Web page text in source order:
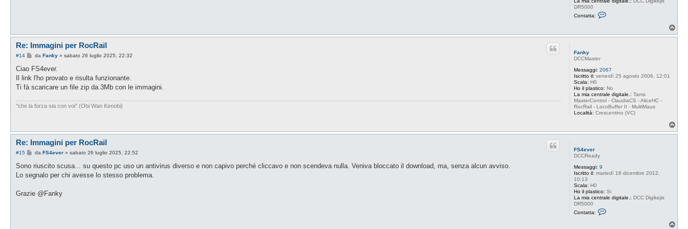
DR5000
Contatta:
a
S
4
v
e
o
Fanky
DCCMaster
Messaggi: 2067
Iscritto il: venerdì 25 agosto 2006, 12:01
Scala: H0
Ho il plastico: No
La mia centrale digitale.: Tams
MasterControl - ClaudiaCS - AliceHC -
RocRail - LocoBuffer II - MultiMaus
Località: Crescentino (VC)
Re: Immagini per RocRail
#14
M
s
a
g
o
da Fanky» sabato 26 luglio 2025, 22:32
Ciao FS4ever.
Il link l'ho provato e risulta funzionante.
Ti fà scaricare un file zip da 3Mb con le immagini.
"che la forza sia con voi" (Obi Wan Kenobi)
o
FS4ever
DCCReady
Messaggi: 9
Iscritto il: martedì 18 dicembre 2012,
10:13
Scala: H0
Ho il plastico: Si
La mia centrale digitale.: DCC Digikejis
DR5000
Contatta:
Re: Immagini per RocRail
#15
M
s
a
i
da FS4ever» sabato 26 luglio 2025, 22:52
Sono riuscito scusa... su questo pc uso un antivirus diverso e non capivo perché cliccavo e non scendeva nulla. Veniva bloccato il download, ma, senza alcun avviso.
Lo segnalo per chi avesse lo stesso problema.
Grazie @Fanky